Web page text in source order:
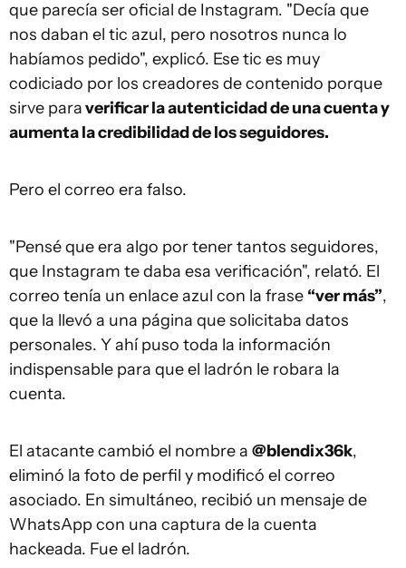
que parecía ser oficial de Instagram. "Decía que
nos daban el tic azul, pero nosotros nunca lo
habíamos pedido", explicó. Ese tic es muy
codiciado por los creadores de contenido porque
sirve paraverificar la autenticidad de una cuenta y
aumenta la credibilidad de los seguidores.
Pero el correo era falso.
"Pensé que era algo por tener tantos seguidores,
que Instagram te daba esa verificación", relató. El
correo tenía un enlace azul con la frase “ver más”,
que la llevó a una página que solicitaba datos
personales. Y ahí puso toda la información
indispensable para que el ladrón le robara la
cuenta.
El atacante cambió el nombre a @blendix36k,
eliminó la foto de perfil y modificó el correo
asociado. En simultáneo, recibió un mensaje de
WhatsApp con una captura de la cuenta
hackeada. Fue el ladrón.